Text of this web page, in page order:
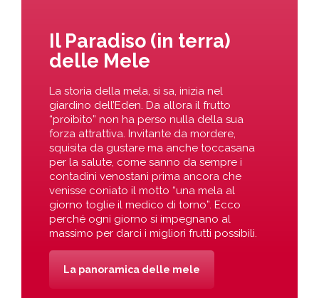
Il Paradiso (in terra)
delle Mele
La storia della mela, si sa, inizia nel
giardino dell’Eden. Da allora il frutto
“proibito” non ha perso nulla della sua
forza attrattiva. Invitante da mordere,
squisita da gustare ma anche toccasana
per la salute, come sanno da sempre i
contadini venostani prima ancora che
venisse coniato il motto “una mela al
giorno toglie il medico di torno”. Ecco
perché ogni giorno si impegnano al
massimo per darci i migliori frutti possibili.
La panoramica delle mele